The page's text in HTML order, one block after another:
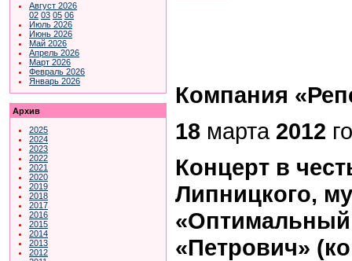
Август 2026
02 03 05 06
Июль 2026
Июнь 2026
Май 2026
Апрель 2026
Март 2026
Февраль 2026
Январь 2026
Архив
2025
2024
2023
2022
2021
2020
2019
2018
2017
2016
2015
2014
2013
2012
Компания
18 марта 2012
Концерт в
Липницкого,
«Оптимальный
«Петрович»